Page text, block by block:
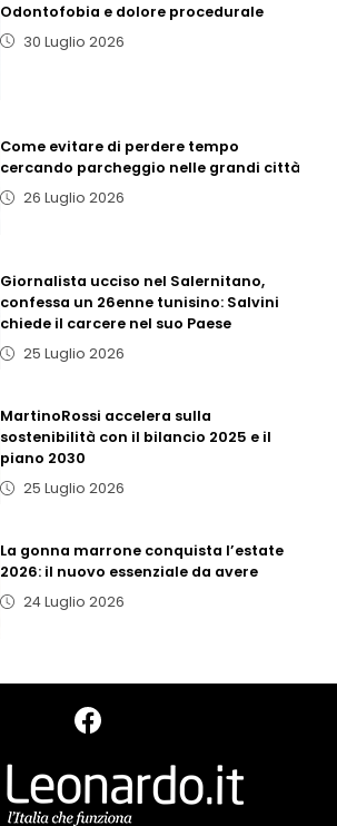
Odontofobia e dolore procedurale
30 Luglio 2026
Come evitare di perdere tempo
cercando parcheggio nelle grandi città
26 Luglio 2026
Giornalista ucciso nel Salernitano,
confessa un 26enne tunisino: Salvini
chiede il carcere nel suo Paese
25 Luglio 2026
MartinoRossi accelera sulla
sostenibilità con il bilancio 2025 e il
piano 2030
25 Luglio 2026
La gonna marrone conquista l’estate
2026: il nuovo essenziale da avere
24 Luglio 2026